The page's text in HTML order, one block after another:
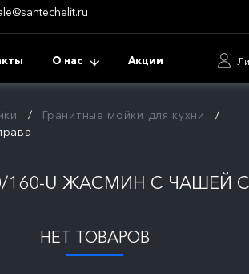
О нас Акции
Гранитные мойки для кухни
160-U ЖАСМИН С ЧАШЕЙ
НЕТ ТОВАРОВ